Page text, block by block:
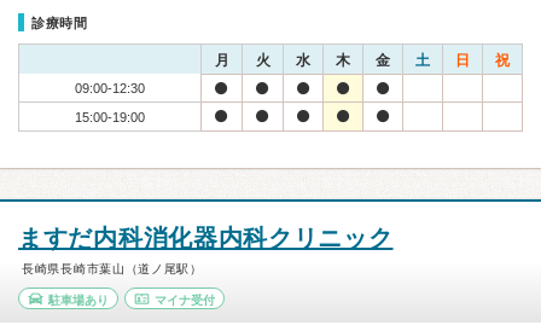
診療時間
月 火 水 木 金 土 日 祝
09:00-12:30
15:00-19:00
ますだ内科消化器内科クリニック
長崎県長崎市葉山（道ノ尾駅）
駐車場あり マイナ受付